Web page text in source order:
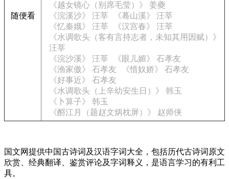
随便看
《越女镜心（别席毛莹）》 姜夔
《浣溪沙》 汪莘
《蓦山溪》 汪莘
《忆秦娥》 汪莘
《汉宫春》 汪莘
《水调歌头（客有言持志者，未知其用因赋）》
汪莘
《浣沙溪》 汪莘
《眼儿媚》 石孝友
《渔家傲》 石孝友
《惜奴娇》 石孝友
《好事近》 石孝友
《水调歌头（上辛幼安生日）》 韩玉
《卜算子》 韩玉
《酹江月（题赵文炳枕屏）》 赵师侠
国文网提供中国古诗词及汉语字词大全，包括历代古诗词原文
欣赏、经典翻译、鉴赏评论及字词释义，是语言学习的有利工
具。